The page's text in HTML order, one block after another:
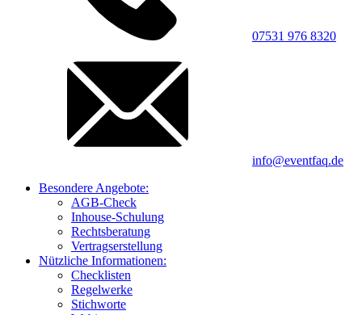
07531 976 8320
info@eventfaq.de
Besondere Angebote:
AGB-Check
Inhouse-Schulung
Rechtsberatung
Vertragserstellung
Nützliche Informationen:
Checklisten
Regelwerke
Stichworte